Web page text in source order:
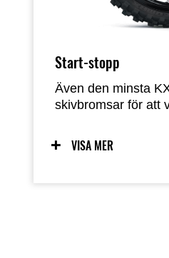
Start-stopp
Även den minsta
skivbromsar för att
motocrossmodell.
börjar här.
VISA MER